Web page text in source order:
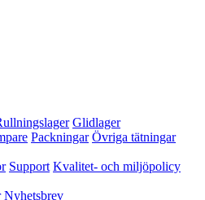
Glidlager
Packningar Övriga tätningar
Support Kvalitet- och miljöpolicy
Nyhetsbrev